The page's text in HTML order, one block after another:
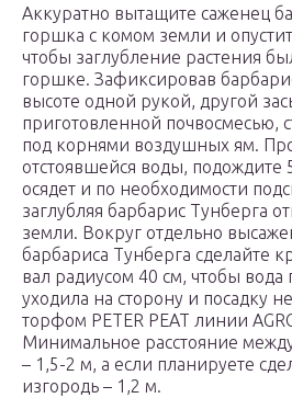
Аккуратно вытащите саженец
горшка с комом земли и
чтобы заглубление растения
горшке. Зафиксировав
высоте одной рукой, другой
приготовленной почвосмесью,
под корнями воздушных ям.
отстоявшейся воды, подождите
осядет и по необходимости
заглубляя барбарис Тунберга
земли. Вокруг отдельно
барбариса Тунберга сделайте
вал радиусом 40 см, чтобы
уходила на сторону и посадку
торфом PETER PEAT линии
Минимальное расстояние
– 1,5-2 м, а если планируете
изгородь – 1,2 м.